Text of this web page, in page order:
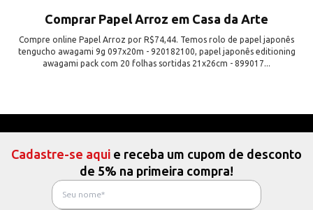
Comprar Papel Arroz em Casa da Arte
Compre online Papel Arroz por R$74,44. Temos rolo de papel japonês
tengucho awagami 9g 097x20m - 920182100, papel japonês editioning
awagami pack com 20 folhas sortidas 21x26cm - 899017...
Cadastre-se aqui e receba um cupom de desconto
de 5% na primeira compra!